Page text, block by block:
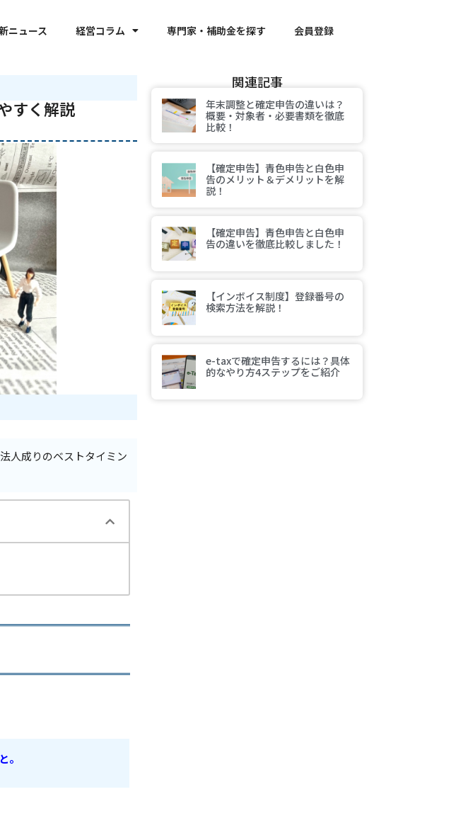
ニュース 経営コラム 専門家・補助金を探す 会員登録
すく解説
人成りのベストタイミン
。
関連記事
年末調整と確定申告の違いは？
概要・対象者・必要書類を徹底
比較！
【確定申告】青色申告と白色申
告のメリット＆デメリットを解
説！
【確定申告】青色申告と白色申
告の違いを徹底比較しました！
【インボイス制度】登録番号の
検索方法を解説！
e-taxで確定申告するには？具体
的なやり方4ステップをご紹介